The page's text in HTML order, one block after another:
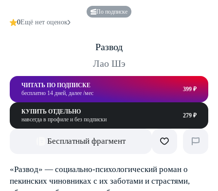
По подписке
0Ещё нет оценок
Развод
Лао Шэ
ЧИТАТЬ ПО ПОДПИСКЕ
бесплатно 14 дней, далее /мес
399 ₽
КУПИТЬ ОТДЕЛЬНО
навсегда в профиле и без подписки
279 ₽
Бесплатный фрагмент
«Развод» — социально-психологический роман о
пекинских чиновниках с их заботами и страстями,